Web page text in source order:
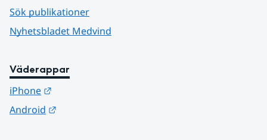
Sök publikationer
Nyhetsbladet Medvind
Väderappar
iPhone
Android